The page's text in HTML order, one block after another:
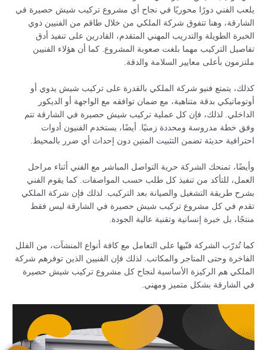
يلعب الفني دورًا محوريًا في نجاح أي مشروع تركيب شيش حصيرة في
الشارقة، وهنا تتفوق شركة الملكي من خلال طاقم من الفنيين ذوي
الخبرة الطويلة والتدريب المهني المتقدم، القادرين على تنفيذ أدق
تفاصيل التركيب مهما بلغت صعوبة المشروع. كما أن هؤلاء الفنيين
ملتزمون بأعلى معايير السلامة والدقة.
كذلك، يتمتع فنيو شركة الملكي بالقدرة على تركيب شيش يدوي أو
أوتوماتيكي بدقة متناهية، مع ضمان توافقه مع الواجهة أو الديكور
الداخلي. لذلك، فإن كل عملية تركيب شيش حصيرة في الشارقة تتم
وفق خطة مدروسة ومحددة زمنيًا. أيضًا، يستخدم الفنيون أدوات
احترافية حديثة تضمن التثبيت المتين دون إحداث أي ضرر بالمحيط.
وأيضًا، تمنحك الشركة حرية التواصل المباشر مع الفني أثناء مراحل
العمل، للتأكد من تنفيذ كل طلب حسب المواصفات. كما يقوم الفني
بشرح طريقة التشغيل والصيانة بعد التركيب. لذلك فإن شركة الملكي
تقدم في كل مشروع تركيب شيش حصيرة في الشارقة ليس فقط
منتجًا، بل خبرة إنسانية وتقنية عالية الجودة.
كما تُدرّب الشركة فنّيها على التعامل مع كافة أنواع المنشآت، من الفلل
الفاخرة وحتى المتاجر والمكاتب. لذلك فإن الفنيين الذين توفرهم شركة
الملكي هم الركيزة الأساسية لنجاح كل مشروع تركيب شيش حصيرة
في الشارقة بشكل متميز ومهني.